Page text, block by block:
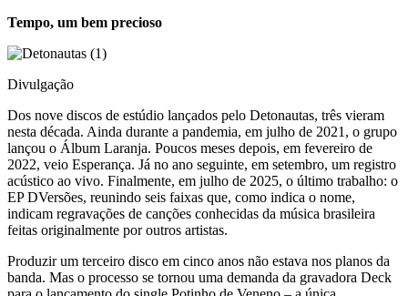
Tempo, um bem precioso
Divulgação
Dos nove discos de estúdio lançados pelo Detonautas, três vieram
nesta década. Ainda durante a pandemia, em julho de 2021, o grupo
lançou o Álbum Laranja. Poucos meses depois, em fevereiro de
2022, veio Esperança. Já no ano seguinte, em setembro, um registro
acústico ao vivo. Finalmente, em julho de 2025, o último trabalho: o
EP DVersões, reunindo seis faixas que, como indica o nome,
indicam regravações de canções conhecidas da música brasileira
feitas originalmente por outros artistas.
Produzir um terceiro disco em cinco anos não estava nos planos da
banda. Mas o processo se tornou uma demanda da gravadora Deck